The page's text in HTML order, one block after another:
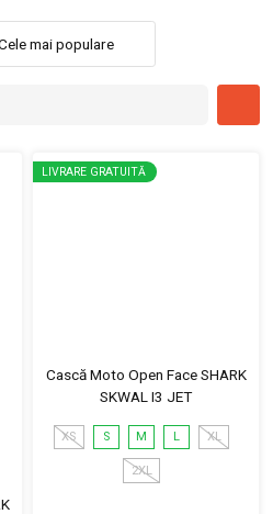
mai populare
LIVRARE GRATUITĂ
Cască Moto Open Face SHARK
SKWAL I3 JET
XS S M L XL
2XL